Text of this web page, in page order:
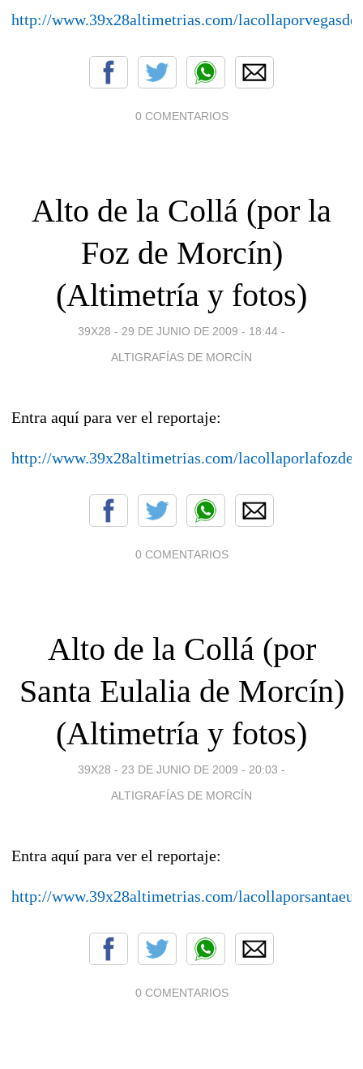
http://www.39x28altimetrias.com/
0 COMENTARIOS
Alto de la Collá (por la
Foz de Morcín)
(Altimetría y fotos)
39X28 - 29 DE JUNIO DE 2009 - 18:44 -
ALTIGRAFÍAS DE MORCÍN
Entra aquí para ver el reportaje:
http://www.39x28altimetrias.com/
0 COMENTARIOS
Alto de la Collá (por
Santa Eulalia de Morcín)
(Altimetría y fotos)
39X28 - 23 DE JUNIO DE 2009 - 20:03 -
ALTIGRAFÍAS DE MORCÍN
Entra aquí para ver el reportaje:
http://www.39x28altimetrias.com/
0 COMENTARIOS